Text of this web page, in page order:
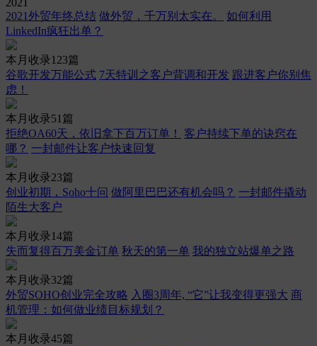
2021外贸年终总结 做外贸，千万别太实在。
如何利用
LinkedIn疯狂出单？
本月收录123篇
谷歌开发万能公式 7天特训之客户背调和开发 跟进客户你别焦
虑！
本月收录51篇
拒绝OA60天，依旧拿下百万订单！
客户持续下单的诀窍在
哪？ 一封邮件让客户快速回复
本月收录23篇
创业初期，Soho十问 做阿里巴巴还有机会吗？ 一封邮件撬动
陌生大客户
本月收录14篇
失而复得百万美金订单 秋天的第一单 我的独立站爆单之路
本月收录32篇
外贸SOHO创业完全攻略 入圈3周年, “它”让我变得更强大 商
机管理：如何做业绩目标规划？
本月收录45篇